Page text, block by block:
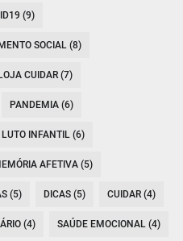
(9)
SOCIAL (8)
CUIDAR (7)
PANDEMIA (6)
LUTO INFANTIL (6)
AFETIVA (5)
(5) DICAS (5) CUIDAR (4)
(4) SAÚDE EMOCIONAL (4)